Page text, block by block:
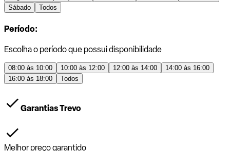
Sábado
Todos
Período:
Escolha o período que possui disponibilidade
08:00 às 10:00 10:00 às 12:00 12:00 às 14:00
14:00 às 16:00
16:00 às 18:00
Todos
Garantias Trevo
Melhor preço garantido